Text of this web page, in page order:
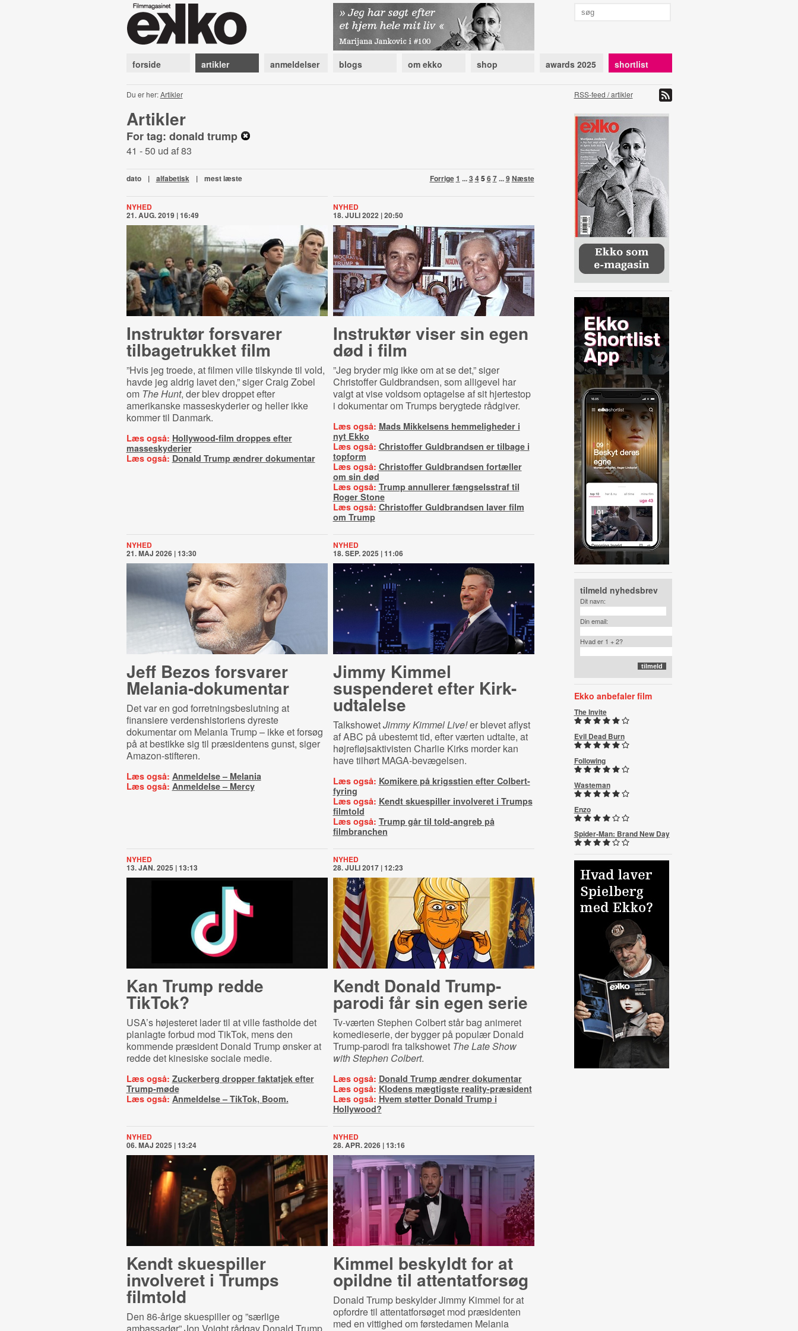
forside artikler anmeldelser blogs om ekko shop awards 2025 shortlist
Du er her:Artikler RSS-feed / artikler
Artikler
For tag: donald trump
41 - 50 ud af 83
Forrige1 ...3 4567...9Næste
dato | alfabetisk | mest læste
NYHED
21. AUG. 2019 | 16:49
Instruktør forsvarer
tilbagetrukket film
”Hvis jeg troede, at filmen ville tilskynde til vold,
havde jeg aldrig lavet den,” siger Craig Zobel
om The Hunt, der blev droppet efter
amerikanske masseskyderier og heller ikke
kommer til Danmark.
Læs også: Hollywood-film droppes efter
masseskyderier
Læs også: Donald Trump ændrer dokumentar
NYHED
18. JULI 2022 | 20:50
Instruktør viser sin egen
død i film
”Jeg bryder mig ikke om at se det,” siger
Christoffer Guldbrandsen, som alligevel har
valgt at vise voldsom optagelse af sit hjertestop
i dokumentar om Trumps berygtede rådgiver.
Læs også: Mads Mikkelsens hemmeligheder i
nyt Ekko
Læs også: Christoffer Guldbrandsen er tilbage i
topform
Læs også: Christoffer Guldbrandsen fortæller
om sin død
Læs også: Trump annullerer fængselsstraf til
Roger Stone
Læs også: Christoffer Guldbrandsen laver film
om Trump
NYHED
21. MAJ 2026 | 13:30
Jeff Bezos forsvarer
Mela­nia-​do­ku­men­tar
Det var en god forretningsbeslutning at
finansiere verdenshistoriens dyreste
dokumentar om Melania Trump – ikke et forsøg
på at bestikke sig til præsidentens gunst, siger
Amazon-stifteren.
Læs også: Anmeldelse – Melania
Læs også: Anmeldelse – Mercy
NYHED
18. SEP. 2025 | 11:06
Jimmy Kimmel
suspenderet efter Kirk-
udtalelse
TalkshowetJimmy Kimmel Live!er blevet aflyst
af ABC på ubestemt tid, efter værten udtalte, at
højrefløjsaktivisten Charlie Kirks morder kan
have tilhørt MAGA-bevægelsen.
Læs også: Komikere på krigsstien efter Colbert-
fyring
Læs også: Kendt skuespiller involveret i Trumps
filmtold
Læs også: Trump går til told-angreb på
filmbranchen
NYHED
13. JAN. 2025 | 13:13
Kan Trump redde
TikTok?
USA’s højesteret lader til at ville fastholde det
planlagte forbud mod TikTok, mens den
kommende præsident Donald Trump ønsker at
redde det kinesiske sociale medie.
Læs også: Zuckerberg dropper faktatjek efter
Trump-møde
Læs også: Anmeldelse – TikTok, Boom.
NYHED
28. JULI 2017 | 12:23
Kendt Donald Trump-
parodi får sin egen serie
Tv-værten Stephen Colbert står bag animeret
komedieserie, der bygger på populær Donald
Trump-parodi fra talkshowet The Late Show
with Stephen Colbert.
Læs også: Donald Trump ændrer dokumentar
Læs også: Klodens mægtigste reality-præsident
Læs også: Hvem støtter Donald Trump i
Hollywood?
NYHED
06. MAJ 2025 | 13:24
Kendt skuespiller
involveret i Trumps
filmtold
Den 86-årige skuespiller og ”særlige
NYHED
28. APR. 2026 | 13:16
Kimmel beskyldt for at
opildne til attentatforsøg
Donald Trump beskylder Jimmy Kimmel for at
opfordre til attentatforsøget mod præsidenten
med en vittighed om førstedamen Melania
tilmeld nyhedsbrev
Dit navn:
Din email:
Hvad er 1 + 2?
Ekko anbefaler film
The Invite
Evil Dead Burn
Following
Wasteman
Enzo
Spider-Man: Brand New Day